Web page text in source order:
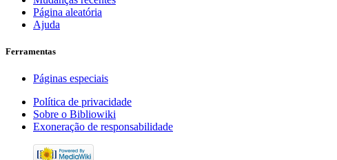
Página aleatória
Ajuda
Ferramentas
Páginas especiais
Política de privacidade
Sobre o Bibliowiki
Exoneração de responsabilidade